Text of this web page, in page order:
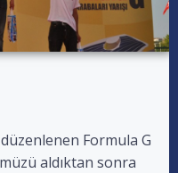
Formula G
aldıktan sonra